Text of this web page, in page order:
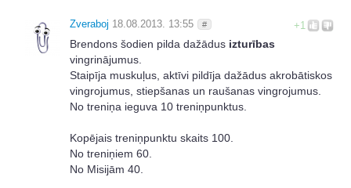
+1
Zveraboj 18.08.2013. 13:55 #
Brendons šodien pilda dažādus izturības
vingrinājumus.
Staipīja muskuļus, aktīvi pildīja dažādus akrobātiskos
vingrojumus, stiepšanas un raušanas vingrojumus.
No treniņa ieguva 10 treniņpunktus.
Kopējais treniņpunktu skaits 100.
No treniņiem 60.
No Misijām 40.